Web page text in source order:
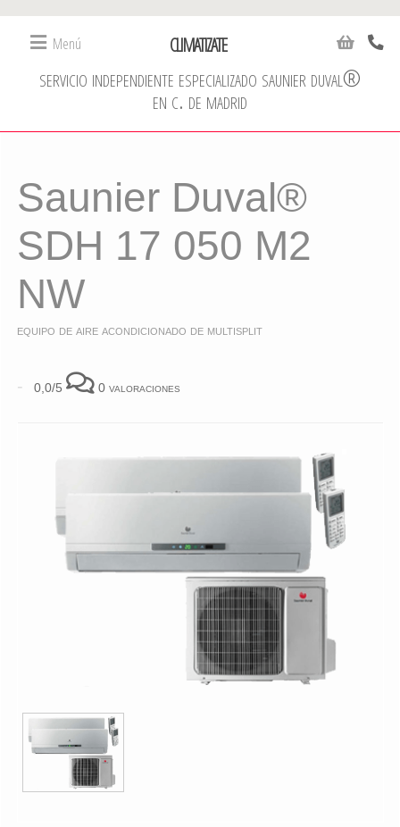
Menú CLIMATIZATE
servicio independiente especializado saunier duval®
en c. de madrid
Saunier Duval®
SDH 17 050 M2
NW
equipo de aire acondicionado de multisplit
- 0,0/5 0 valoraciones